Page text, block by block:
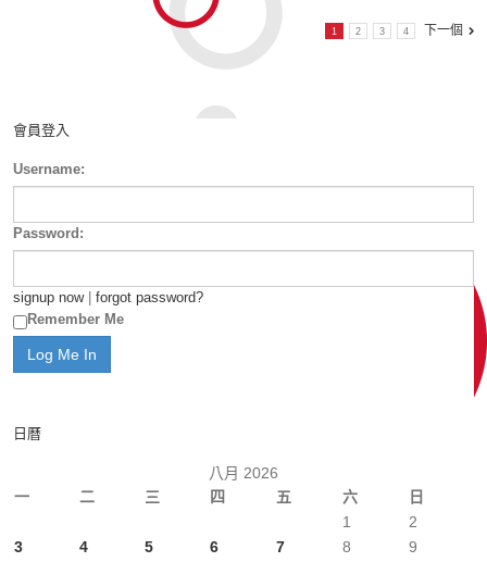
1 2 3 4 下一個
會員登入
Username:
Password:
signup now| forgot password?
Remember Me
日曆
八月 2026
一
二 三 四 五 六 日
1
2
3
4 5 6 7 8
9